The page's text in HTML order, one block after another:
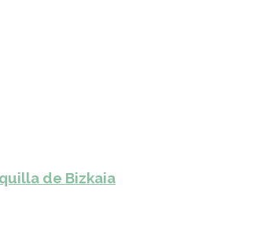
de Bizkaia